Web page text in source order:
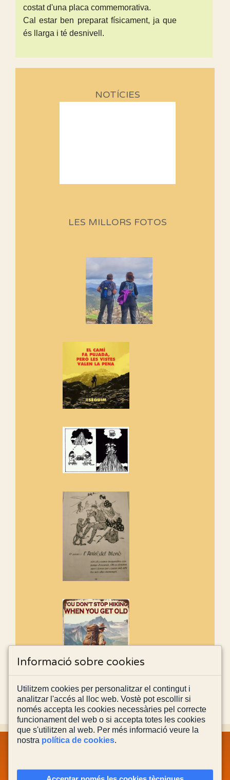
costat d'una placa commemorativa.
Cal estar ben preparat físicament, ja que
és llarga i té desnivell.
NOTÍCIES
Si no podem caminar, alguna
cosa hem de fer...
Els Centpeus signen el
Manifest a favor dels Camins
Si ets una entitat o associació
adhereix-te al manifest!
Rebem un diploma dels
Amics de Sant Aniol d'Aguja
Els Centpeus estem implicats
de l'entorn de Sant Aniol
LES MILLORS FOTOS
POLÍTICA DE COOKIES
CONTACTA'NS
Informació sobre cookies
Utilitzem cookies per personalitzar el contingut i
analitzar l'accés al lloc web. Vostè pot escollir si
només accepta les cookies necessàries pel correcte
funcionament del web o si accepta totes les cookies
que s'utilitzen al web. Per més informació veure la
nostra política de cookies.